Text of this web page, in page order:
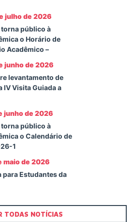
julho de 2026
torna público à
o Horário de
Acadêmico –
junho de 2026
levantamento de
IV Visita Guiada a
junho de 2026
torna público à
o Calendário de
1
maio de 2026
para Estudantes da
TODAS NOTÍCIAS